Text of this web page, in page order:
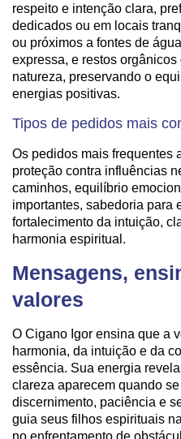
respeito e intenção clara,
dedicados ou em locais
ou próximos a fontes de
expressa, e restos
natureza, preservando o
energias positivas.
Tipos de pedidos mais
Os pedidos mais frequentes
proteção contra influências
caminhos, equilíbrio
importantes, sabedoria para
fortalecimento da intuição,
harmonia espiritual.
Mensagens,
valores
O Cigano Igor ensina que a
harmonia, da intuição e da
essência. Sua energia
clareza aparecem quando
discernimento, paciência e
guia seus filhos espirituais
no enfrentamento de